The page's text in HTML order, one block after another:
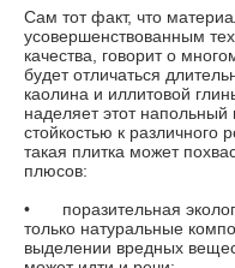
Сам тот факт, что
усовершенствованным
качества, говорит о
будет отличаться
каолина и иллитовой
наделяет этот
стойкостью к различного
такая плитка может
плюсов:
•
поразительная
только натуральные
выделении вредных